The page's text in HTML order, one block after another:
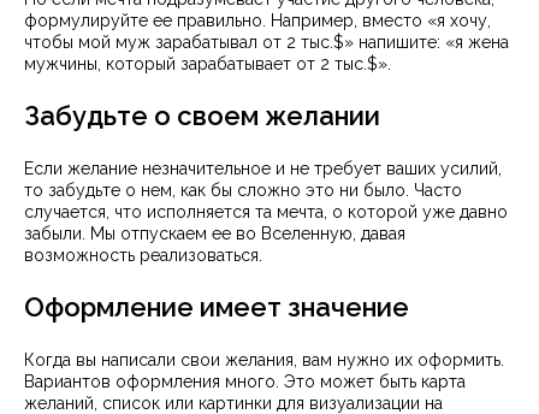
формулируйте ее правильно. Например, вместо «я хочу,
чтобы мой муж зарабатывал от 2 тыс.$» напишите: «я жена
мужчины, который зарабатывает от 2 тыс.$».
Забудьте о своем желании
Если желание незначительное и не требует ваших усилий,
то забудьте о нем, как бы сложно это ни было. Часто
случается, что исполняется та мечта, о которой уже давно
забыли. Мы отпускаем ее во Вселенную, давая
возможность реализоваться.
Оформление имеет значение
Когда вы написали свои желания, вам нужно их оформить.
Вариантов оформления много. Это может быть карта
желаний, список или картинки для визуализации на